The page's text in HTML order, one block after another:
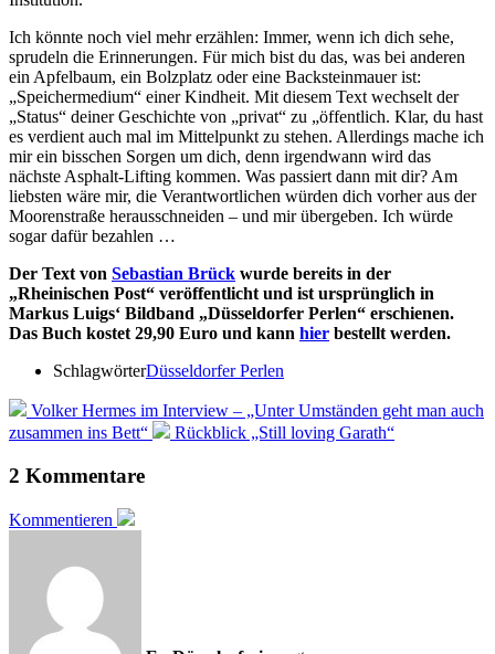
Ich könnte noch viel mehr erzählen: Immer, wenn ich dich sehe,
sprudeln die Erinnerungen. Für mich bist du das, was bei anderen
ein Apfelbaum, ein Bolzplatz oder eine Backsteinmauer ist:
„Speichermedium“ einer Kindheit. Mit diesem Text wechselt der
„Status“ deiner Geschichte von „privat“ zu „öffentlich. Klar, du hast
es verdient auch mal im Mittelpunkt zu stehen. Allerdings mache ich
mir ein bisschen Sorgen um dich, denn irgendwann wird das
nächste Asphalt-Lifting kommen. Was passiert dann mit dir? Am
liebsten wäre mir, die Verantwortlichen würden dich vorher aus der
Moorenstraße herausschneiden – und mir übergeben. Ich würde
sogar dafür bezahlen …
Der Text von Sebastian Brück wurde bereits in der
„Rheinischen Post“ veröffentlicht und ist ursprünglich in
Markus Luigs‘ Bildband „Düsseldorfer Perlen“ erschienen.
Das Buch kostet 29,90 Euro und kann hier bestellt werden.
SchlagwörterDüsseldorfer Perlen
Volker Hermes im Interview – „Unter Umständen geht man auch
zusammen ins Bett“
Rückblick „Still loving Garath“
2 Kommentare
Kommentieren